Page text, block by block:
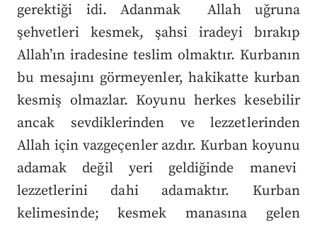
gerektiği idi. Adanmak Allah uğruna
şehvetleri kesmek, şahsi iradeyi bırakıp
Allah’ın iradesine teslim olmaktır. Kurbanın
bu mesajını görmeyenler, hakikatte kurban
kesmiş olmazlar. Koyunu herkes kesebilir
ancak sevdiklerinden ve lezzetlerinden
Allah için vazgeçenler azdır. Kurban koyunu
adamak değil yeri geldiğinde manevi
lezzetlerini dahi adamaktır.
Kurban
kelimesinde; kesmek manasına gelen